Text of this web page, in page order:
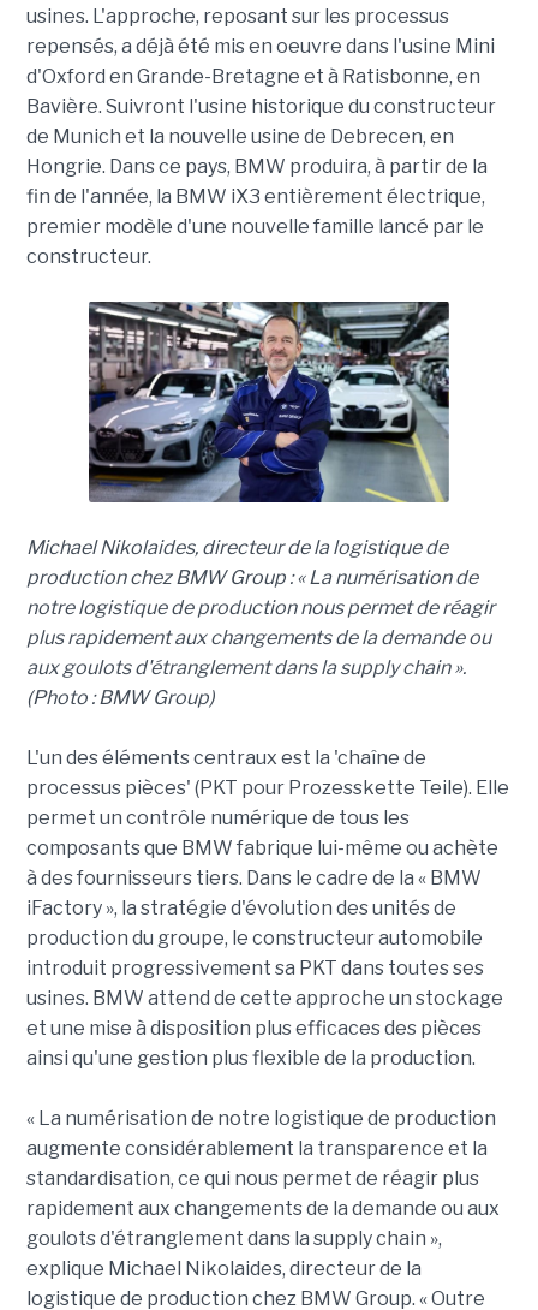
usines. L'approche, reposant sur les processus
repensés, a déjà été mis en oeuvre dans l'usine Mini
d'Oxford en Grande-Bretagne et à Ratisbonne, en
Bavière. Suivront l'usine historique du constructeur
de Munich et la nouvelle usine de Debrecen, en
Hongrie. Dans ce pays, BMW produira, à partir de la
fin de l'année, la BMW iX3 entièrement électrique,
premier modèle d'une nouvelle famille lancé par le
constructeur.
Michael Nikolaides, directeur de la logistique de
production chez BMW Group : « La numérisation de
notre logistique de production nous permet de réagir
plus rapidement aux changements de la demande ou
aux goulots d'étranglement dans la supply chain ».
(Photo : BMW Group)
L'un des éléments centraux est la 'chaîne de
processus pièces' (PKT pour Prozesskette Teile). Elle
permet un contrôle numérique de tous les
composants que BMW fabrique lui-même ou achète
à des fournisseurs tiers. Dans le cadre de la « BMW
iFactory », la stratégie d'évolution des unités de
production du groupe, le constructeur automobile
introduit progressivement sa PKT dans toutes ses
usines. BMW attend de cette approche un stockage
et une mise à disposition plus efficaces des pièces
ainsi qu'une gestion plus flexible de la production.
« La numérisation de notre logistique de production
augmente considérablement la transparence et la
standardisation, ce qui nous permet de réagir plus
rapidement aux changements de la demande ou aux
goulots d'étranglement dans la supply chain »,
explique Michael Nikolaides, directeur de la
logistique de production chez BMW Group. « Outre